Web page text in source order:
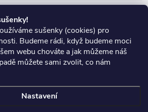
sušenky (cookies) pro
Budeme rádi, když budeme moci
webu chováte a jak můžeme náš
můžete sami zvolit, co nám
Nastavení
platby
Obchodní podmínky
Reklamace